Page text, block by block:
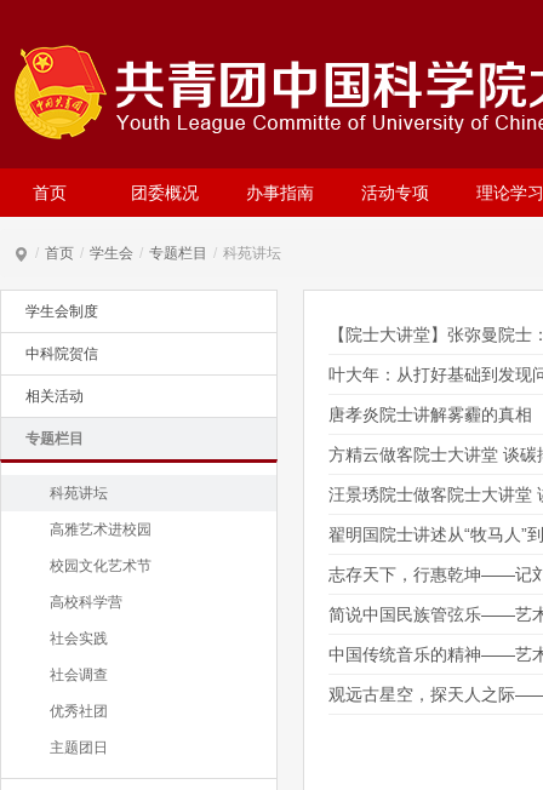
首页 团委概况 办事指南 活动专项 理论学习
/ 首页 / 学生会 / 专题栏目 / 科苑讲坛
学生会制度
中科院贺信
相关活动
专题栏目
科苑讲坛
高雅艺术进校园
校园文化艺术节
高校科学营
社会实践
社会调查
优秀社团
主题团日
【院士大讲堂】张弥曼院
叶大年：从打好基础到发现
唐孝炎院士讲解雾霾的真相
方精云做客院士大讲堂 谈碳
汪景琇院士做客院士大讲堂
翟明国院士讲述从“牧马人”
志存天下，行惠乾坤——记
简说中国民族管弦乐——艺
中国传统音乐的精神——艺
观远古星空，探天人之际